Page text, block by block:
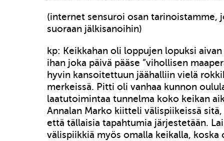
(internet sensuroi osan tarinoistamme,
suoraan jälkisanoihin)
kp: Keikkahan oli loppujen lopuksi
ihan joka päivä pääse ”vihollisen
hyvin kansoitettuun jäähalliin vielä
merkeissä. Pitti oli vanhaa kunnon
laatutoimintaa tunnelma koko keikan
Annalan Marko kiitteli välispiikeissä
että tällaisia tapahtumia järjestetään.
välispiikkiä myös omalla keikalla, koska